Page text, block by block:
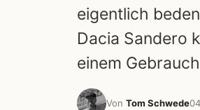
eigentlich
Dacia Sandero
einem
Von Tom Schwede